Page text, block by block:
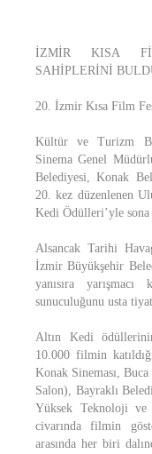
İZMİR KISA
SAHİPLERİNİ
20. İzmir Kısa Film
Kültür ve Turizm
Sinema Genel
Belediyesi, Konak
20. kez düzenlenen
Kedi Ödülleri’yle sona
Alsancak Tarihi
İzmir Büyükşehir
yanısıra
sunuculuğunu usta
Altın Kedi
10.000 filmin
Konak Sineması,
Salon), Bayraklı
Yüksek Teknoloji ve
civarında filmin
arasında her biri